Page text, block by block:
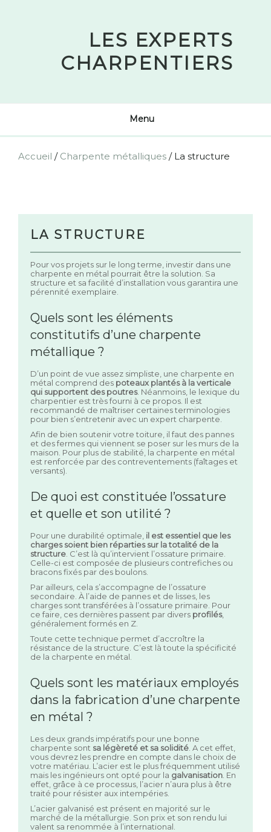
LES EXPERTS
CHARPENTIERS
Menu
Accueil / Charpente métalliques / La structure
LA STRUCTURE
Pour vos projets sur le long terme, investir dans une
charpente en métal pourrait être la solution. Sa
structure et sa facilité d’installation vous garantira une
pérennité exemplaire.
Quels sont les éléments
constitutifs d’une charpente
métallique ?
D’un point de vue assez simpliste, une charpente en
métal comprend des poteaux plantés à la verticale
qui supportent des poutres. Néanmoins, le lexique du
charpentier est très fourni à ce propos. Il est
recommandé de maîtriser certaines terminologies
pour bien s’entretenir avec un expert charpente.
Afin de bien soutenir votre toiture, il faut des pannes
et des fermes qui viennent se poser sur les murs de la
maison. Pour plus de stabilité, la charpente en métal
est renforcée par des contreventements (faîtages et
versants).
De quoi est constituée l’ossature
et quelle et son utilité ?
Pour une durabilité optimale, il est essentiel que les
charges soient bien réparties sur la totalité de la
structure . C’est là qu’intervient l’ossature primaire.
Celle-ci est composée de plusieurs contrefiches ou
bracons fixés par des boulons.
Par ailleurs, cela s’accompagne de l’ossature
secondaire. À l’aide de pannes et de lisses, les
charges sont transférées à l’ossature primaire. Pour
ce faire, ces dernières passent par divers profilés,
généralement formés en Z.
Toute cette technique permet d’accroître la
résistance de la structure. C’est là toute la spécificité
de la charpente en métal.
Quels sont les matériaux employés
dans la fabrication d’une charpente
en métal ?
Les deux grands impératifs pour une bonne
charpente sont sa légèreté et sa solidité . A cet effet,
vous devrez les prendre en compte dans le choix de
votre matériau. L’acier est le plus fréquemment utilisé
mais les ingénieurs ont opté pour la galvanisation . En
effet, grâce à ce processus, l’acier n’aura plus à être
traité pour résister aux intempéries.
L’acier galvanisé est présent en majorité sur le
marché de la métallurgie. Son prix et son rendu lui
valent sa renommée à l’international.